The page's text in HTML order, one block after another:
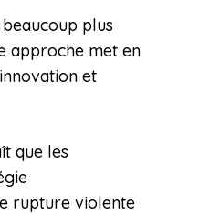
plus
approche met en
et
que les
rupture violente